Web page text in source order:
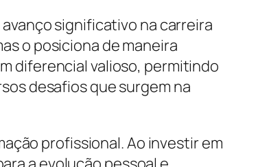
significativo na carreira
o posiciona de maneira
diferencial valioso, permitindo
desafios que surgem na
profissional. Ao investir em